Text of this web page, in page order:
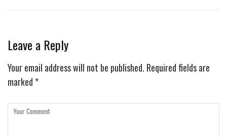
Leave a Reply
Your email address will not be published. Required fields are
marked *